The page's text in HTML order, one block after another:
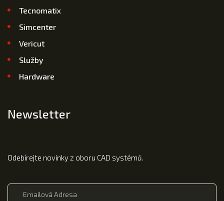
Tecnomatix
Simcenter
Vericut
Služby
Hardware
Newsletter
Odebírejte novinky z oboru CAD systémů.